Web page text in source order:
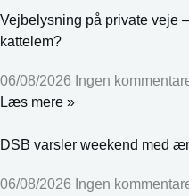
Vejbelysning på private veje
kattelem?
06/08/2026 Ingen
Læs mere »
DSB varsler weekend med
06/08/2026 Ingen